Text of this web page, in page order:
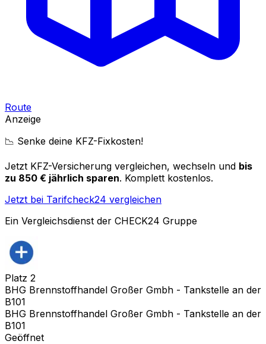
Route
Anzeige
📉 Senke deine KFZ-Fixkosten!
Jetzt KFZ-Versicherung vergleichen, wechseln und bis
zu 850 € jährlich sparen. Komplett kostenlos.
Jetzt bei Tarifcheck24 vergleichen
Ein Vergleichsdienst der CHECK24 Gruppe
Platz 2
BHG Brennstoffhandel Großer Gmbh - Tankstelle an der
B101
BHG Brennstoffhandel Großer Gmbh - Tankstelle an der
B101
Geöffnet